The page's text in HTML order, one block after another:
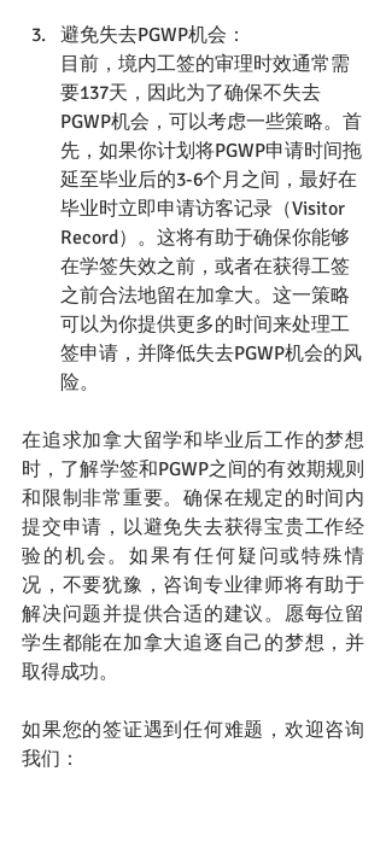
避免失去PGWP机会：
目前，境内工签的审理时效通常需
要137天，因此为了确保不失去
PGWP机会，可以考虑一些策略。首
先，如果你计划将PGWP申请时间拖
延至毕业后的3-6个月之间，最好在
毕业时立即申请访客记录（Visitor
Record）。这将有助于确保你能够
在学签失效之前，或者在获得工签
之前合法地留在加拿大。这一策略
可以为你提供更多的时间来处理工
签申请，并降低失去PGWP机会的风
险。
在追求加拿大留学和毕业后工作的梦想
时，了解学签和PGWP之间的有效期规则
和限制非常重要。确保在规定的时间内
提交申请，以避免失去获得宝贵工作经
验的机会。如果有任何疑问或特殊情
况，不要犹豫，咨询专业律师将有助于
解决问题并提供合适的建议。愿每位留
学生都能在加拿大追逐自己的梦想，并
取得成功。​
如果您的签证遇到任何难题，欢迎咨询
我们：